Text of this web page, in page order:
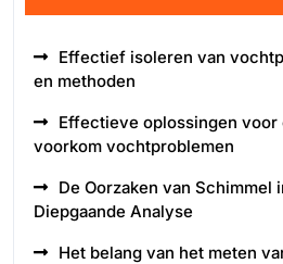
Effectief isoleren van
en methoden
Effectieve oplossingen voor
voorkom vochtproblemen
De Oorzaken van Schimmel
Diepgaande Analyse
Het belang van het meten